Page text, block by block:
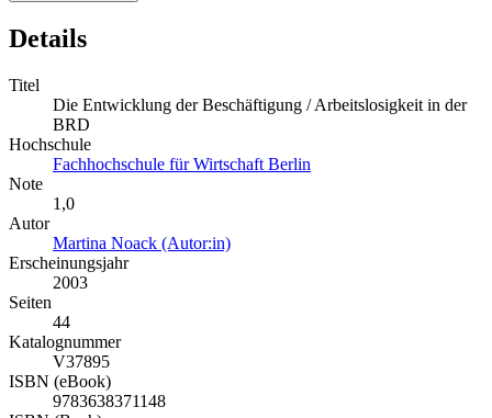
Details
Titel
Die Entwicklung der Beschäftigung / Arbeitslosigkeit in der
BRD
Hochschule
Fachhochschule für Wirtschaft Berlin
Note
1,0
Autor
Martina Noack (Autor:in)
Erscheinungsjahr
2003
Seiten
44
Katalognummer
V37895
ISBN (eBook)
9783638371148